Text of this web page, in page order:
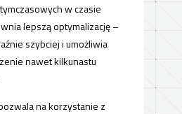
w czasie
lepszą optymalizację –
szybciej i umożliwia
nawet kilkunastu
na korzystanie z